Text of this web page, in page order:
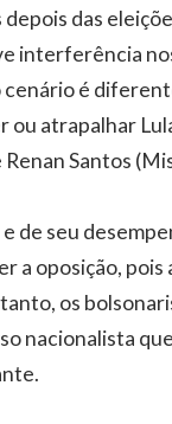
das
interferência
é
ou atrapalhar
Santos
de seu
a oposição, pois
os
nacionalista